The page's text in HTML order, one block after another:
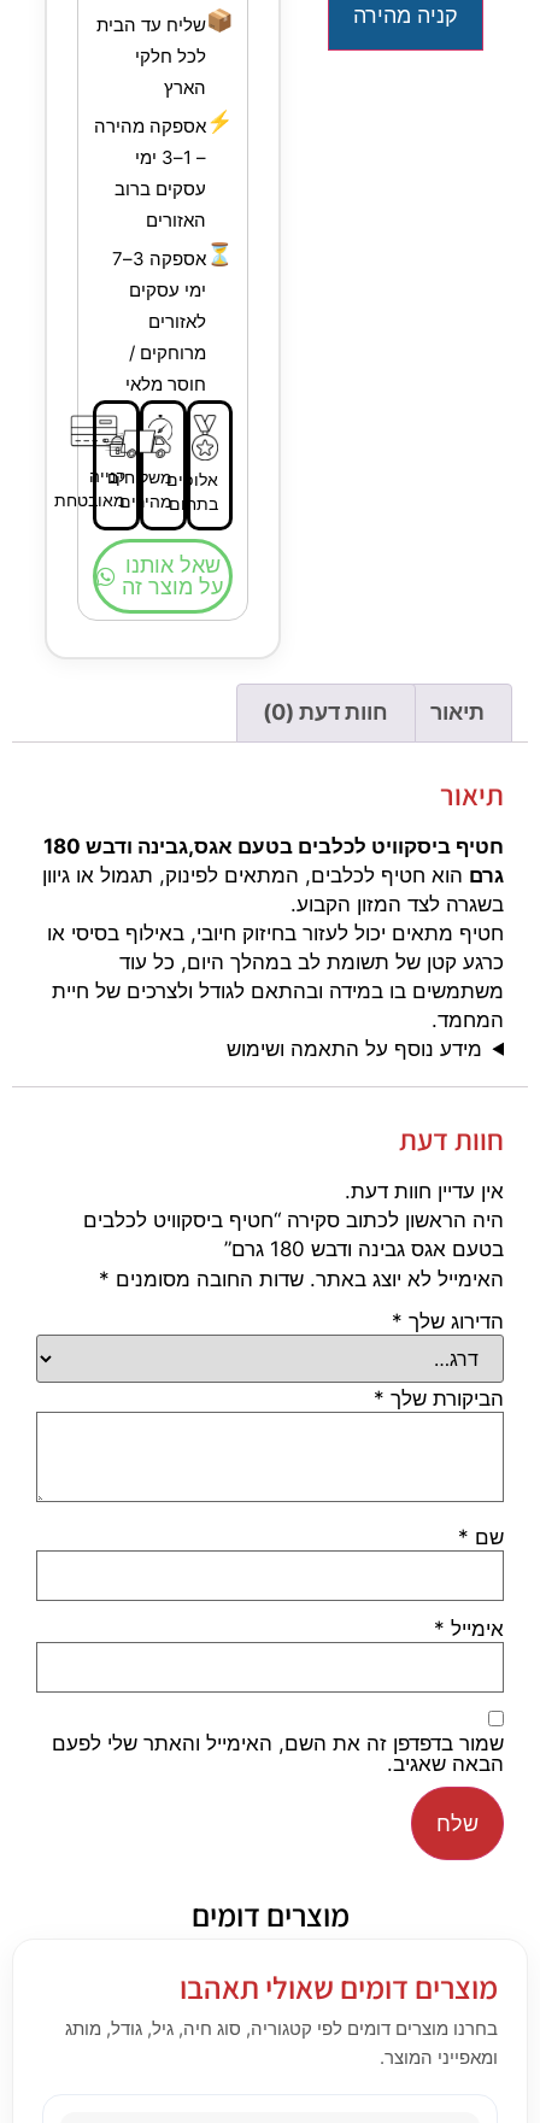
קניה מהירה 📦שליח עד הבית
לכל חלקי
הארץ
⚡אספקה מהירה
– 1–3 ימי
עסקים ברוב
האזורים
⏳
אספקה 3–7
ימי עסקים
לאזורים
מרוחקים /
חוסר מלאי
אלופים
בתחום
משלוחים
מהירים
קנייה
מאובטחת
שאל אותנו
על מוצר זה
תיאור חוות דעת (0)
תיאור
חטיף ביסקוויט לכלבים בטעם אגס,גבינה ודבש 180
גרם הוא חטיף לכלבים, המתאים לפינוק, תגמול או גיוון
בשגרה לצד המזון הקבוע.
חטיף מתאים יכול לעזור בחיזוק חיובי, באילוף בסיסי או
כרגע קטן של תשומת לב במהלך היום, כל עוד
משתמשים בו במידה ובהתאם לגודל ולצרכים של חיית
המחמד.
מידע נוסף על התאמה ושימוש
חוות דעת
אין עדיין חוות דעת.
היה הראשון לכתוב סקירה “חטיף ביסקוויט לכלבים
בטעם אגס גבינה ודבש 180 גרם”
האימייל לא יוצג באתר. שדות החובה מסומנים *
הדירוג שלך *
הביקורת שלך *
שם *
אימייל *
שמור בדפדפן זה את השם, האימייל והאתר שלי לפעם
הבאה שאגיב.
מוצרים דומים
מוצרים דומים שאולי תאהבו
בחרנו מוצרים דומים לפי קטגוריה, סוג חיה, גיל, גודל, מותג
ומאפייני המוצר.